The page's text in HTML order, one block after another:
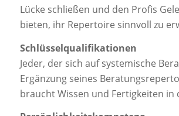
Lücke schließen und den Profis
bieten, ihr Repertoire sinnvoll zu
Schlüsselqualifikationen
Jeder, der sich auf systemische
Ergänzung seines
braucht Wissen und Fertigkeiten in